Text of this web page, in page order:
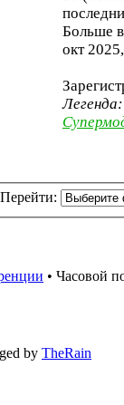
Больше
окт
Перейти:
• Часовой
by TheRain